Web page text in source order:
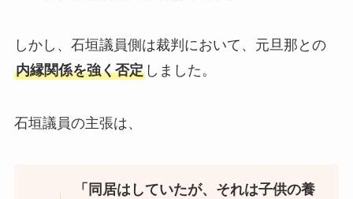
しかし、石垣議員側は裁判において、元旦那との
内縁関係を強く否定しました。
石垣議員の主張は、
「同居はしていたが、それは子供の養